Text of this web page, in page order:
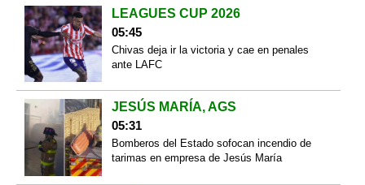
LEAGUES CUP 2026
05:45
Chivas deja ir la victoria y cae en penales
ante LAFC
JESÚS MARÍA, AGS
05:31
Bomberos del Estado sofocan incendio de
tarimas en empresa de Jesús María